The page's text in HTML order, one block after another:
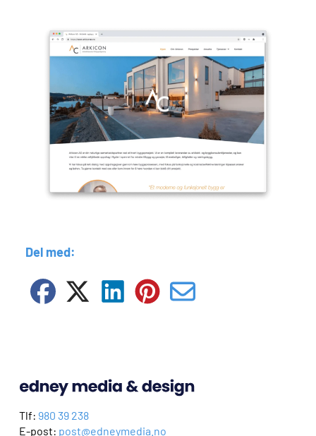
Del med:
Tlf: 980 39 238
E-post: post@edneymedia.no